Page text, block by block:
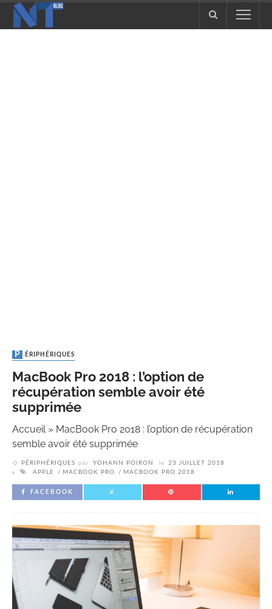
PÉRIPHÉRIQUES
MacBook Pro 2018 : l’option de
récupération semble avoir été
supprimée
Accueil» MacBook Pro 2018 : l’option de récupération
semble avoir été supprimée
PÉRIPHÉRIQUES par YOHANN POIRON le
23 JUILLET 2018
APPLE
MACBOOK PRO MACBOOK PRO 2018
FACEBOOK